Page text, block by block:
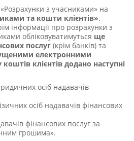
з учасниками» на
та кошти клієнтів».
інформації про розрахунки з
обліковуватимуться ще
послуг (крім банків) та
електронними
клієнтів додано наступні
осіб надавачів
осіб надавачів фінансових
фінансових послуг за
грошима».